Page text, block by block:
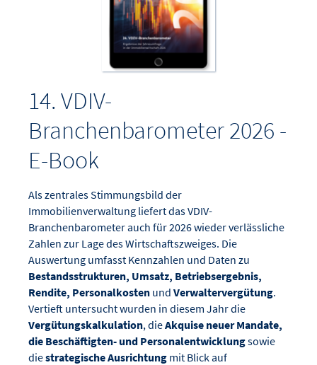
14. VDIV-
Branchenbarometer 2026 -
E-Book
Als zentrales Stimmungsbild der
Immobilienverwaltung liefert das VDIV-
Branchenbarometer auch für 2026 wieder verlässliche
Zahlen zur Lage des Wirtschaftszweiges. Die
Auswertung umfasst Kennzahlen und Daten zu
Bestandsstrukturen, Umsatz, Betriebsergebnis,
Rendite, Personalkosten und Verwaltervergütung.
Vertieft untersucht wurden in diesem Jahr die
Vergütungskalkulation, dieAkquise neuer Mandate,
die Beschäftigten- und Personalentwicklungsowie
diestrategische Ausrichtung mit Blick auf